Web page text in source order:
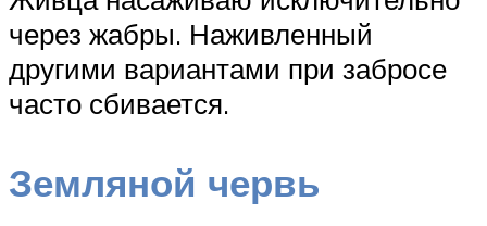
через жабры. Наживленный
другими вариантами при забросе
часто сбивается.
Земляной червь